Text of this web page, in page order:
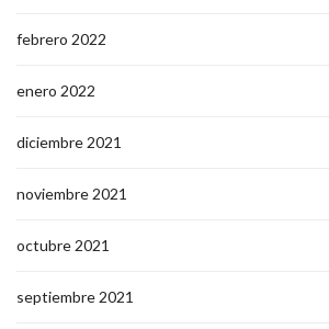
febrero 2022
enero 2022
diciembre 2021
noviembre 2021
octubre 2021
septiembre 2021